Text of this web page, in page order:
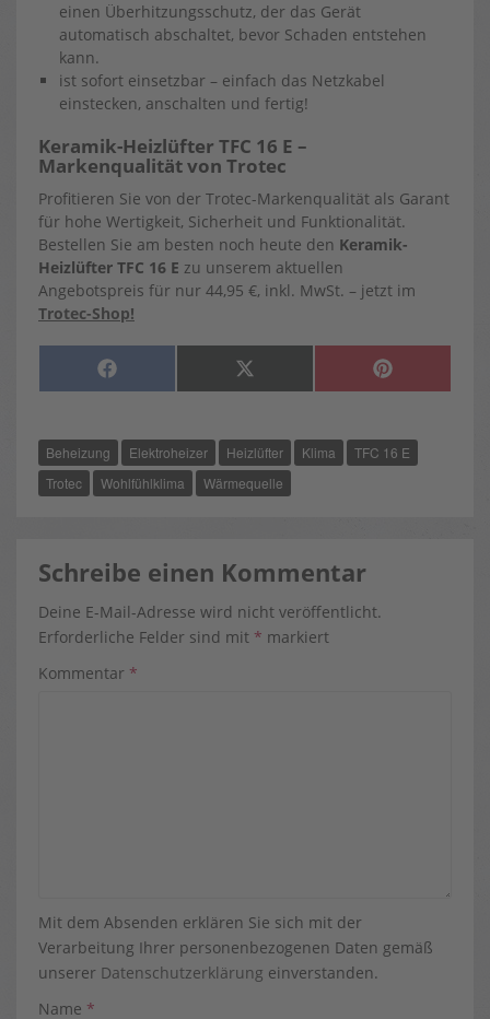
einen Überhitzungsschutz, der das Gerät
automatisch abschaltet, bevor Schaden entstehen
kann.
ist sofort einsetzbar – einfach das Netzkabel
einstecken, anschalten und fertig!
Keramik-Heizlüfter TFC 16 E –
Markenqualität von Trotec
Profitieren Sie von der Trotec-Markenqualität als Garant
für hohe Wertigkeit, Sicherheit und Funktionalität.
Bestellen Sie am besten noch heute den Keramik-
Heizlüfter TFC 16 E zu unserem aktuellen
Angebotspreis für nur 44,95 €, inkl. MwSt. – jetzt im
Trotec-Shop!
SHARE
F
A
O
K
SHARE
X
(
T
T
E
R
)
SHARE
P
I
R
E
S
Beheizung Elektroheizer Heizlüfter Klima
TFC 16 E
Trotec
Wohlfühlklima Wärmequelle
Schreibe einen Kommentar
Deine E-Mail-Adresse wird nicht veröffentlicht.
Erforderliche Felder sind mit * markiert
Kommentar *
Mit dem Absenden erklären Sie sich mit der
Verarbeitung Ihrer personenbezogenen Daten gemäß
unserer Datenschutzerklärung einverstanden.
Name *